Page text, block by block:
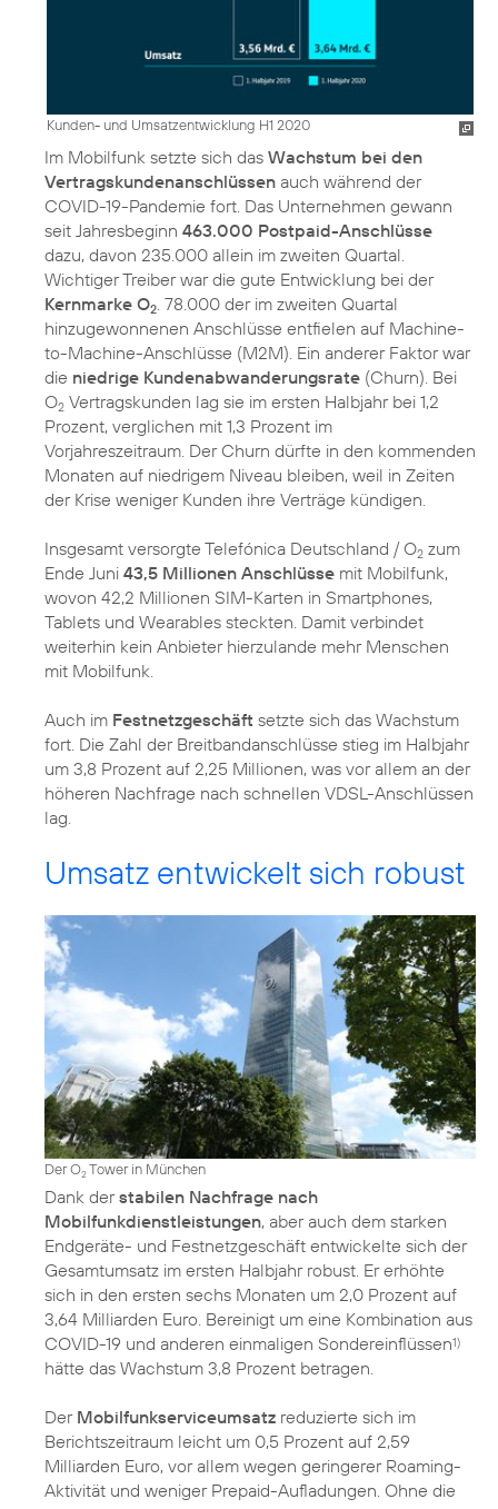
Kunden- und Umsatzentwicklung H1 2020
Im Mobilfunk setzte sich das Wachstum bei den
Vertragskundenanschlüssen auch während der
COVID-19-Pandemie fort. Das Unternehmen gewann
seit Jahresbeginn 463.000 Postpaid-Anschlüsse
dazu, davon 235.000 allein im zweiten Quartal.
Wichtiger Treiber war die gute Entwicklung bei der
Kernmarke O2. 78.000 der im zweiten Quartal
hinzugewonnenen Anschlüsse entfielen auf Machine-
to-Machine-Anschlüsse (M2M). Ein anderer Faktor war
die niedrige Kundenabwanderungsrate (Churn). Bei
O2 Vertragskunden lag sie im ersten Halbjahr bei 1,2
Prozent, verglichen mit 1,3 Prozent im
Vorjahreszeitraum. Der Churn dürfte in den kommenden
Monaten auf niedrigem Niveau bleiben, weil in Zeiten
der Krise weniger Kunden ihre Verträge kündigen.
Insgesamt versorgte Telefónica Deutschland / O2 zum
Ende Juni 43,5 Millionen Anschlüsse mit Mobilfunk,
wovon 42,2 Millionen SIM-Karten in Smartphones,
Tablets und Wearables steckten. Damit verbindet
weiterhin kein Anbieter hierzulande mehr Menschen
mit Mobilfunk.
Auch im Festnetzgeschäft setzte sich das Wachstum
fort. Die Zahl der Breitbandanschlüsse stieg im Halbjahr
um 3,8 Prozent auf 2,25 Millionen, was vor allem an der
höheren Nachfrage nach schnellen VDSL-Anschlüssen
lag.
Umsatz entwickelt sich robust
Der O2Tower in München
Dank derstabilen Nachfrage nach
Mobilfunkdienstleistungen, aber auch dem starken
Endgeräte- und Festnetzgeschäft entwickelte sich der
Gesamtumsatz im ersten Halbjahr robust. Er erhöhte
sich in den ersten sechs Monaten um 2,0 Prozent auf
3,64 Milliarden Euro. Bereinigt um eine Kombination aus
COVID-19 und anderen einmaligen Sondereinflüssen1)
hätte das Wachstum 3,8 Prozent betragen.
Der Mobilfunkserviceumsatz reduzierte sich im
Berichtszeitraum leicht um 0,5 Prozent auf 2,59
Milliarden Euro, vor allem wegen geringerer Roaming-
Aktivität und weniger Prepaid-Aufladungen. Ohne die